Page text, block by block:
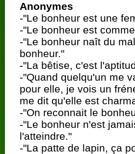
Anonymes
-"Le bonheur est une
-"Le bonheur est
-"Le bonheur naît du
bonheur."
-"La bêtise, c'est
-"Quand quelqu'un me
pour elle, je vois un
me dit qu'elle est
-"On reconnait le
-"Le bonheur n'est
l'atteindre."
-"La patte de lapin, ça